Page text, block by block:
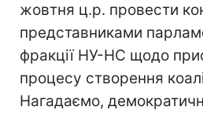
жовтня ц.р. провести
представниками
фракції НУ-НС щодо
процесу створення
Нагадаємо,